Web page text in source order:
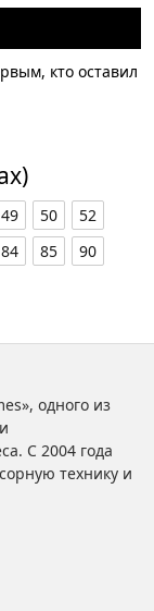
кто оставил
49 50
52
84 85
90
одного из
С 2004 года
технику и